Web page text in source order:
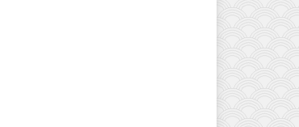
ATMOSFERINI
VE DEKORASYON